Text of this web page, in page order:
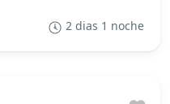
2 dias 1 noche